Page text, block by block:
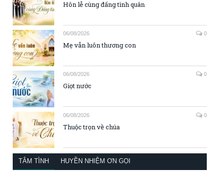
Hôn lễ cùng đấng tình quân
06/08/2026 0
Mẹ vẫn luôn thương con
06/08/2026 0
Giọt nước
06/08/2026 0
Thuộc trọn về chúa
TÂM TÌNH HUYỀN NHIỆM ƠN GỌI